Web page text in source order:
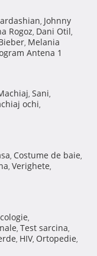
, Johnny
Rogoz, Dani Otil,
, Melania
Antena 1
, Sani,
ochi,
, Costume de baie,
, Verighete,
,
, Test sarcina,
, HIV, Ortopedie,